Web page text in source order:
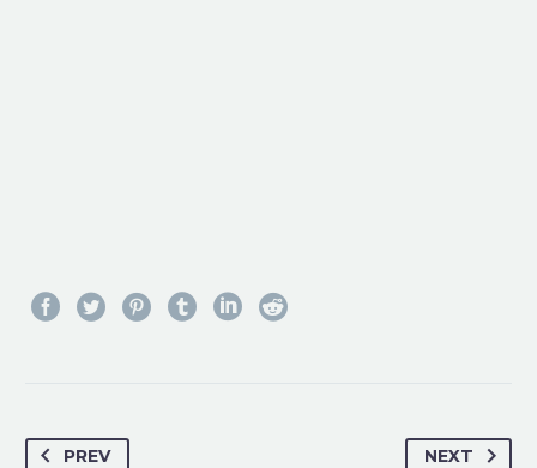
PREV NEXT